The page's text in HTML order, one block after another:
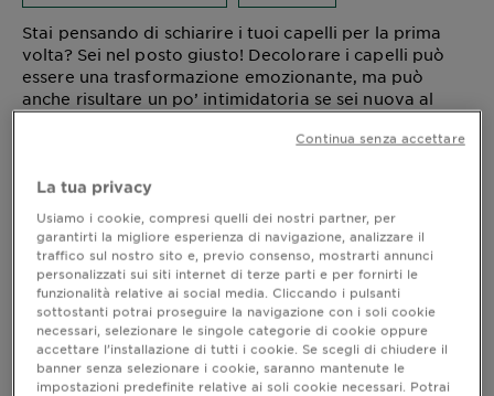
Stai pensando di schiarire i tuoi capelli per la prima
volta? Sei nel posto giusto! Decolorare i capelli può
essere una trasformazione emozionante, ma può
anche risultare un po’ intimidatoria se sei nuova al
tutto ciò che devi sapere sulla decolorazione, come
desiderato senza danneggiare i capelli.
Come funziona la decolorazione dei
capelli?
Decolorare i capelli è un metodo popolare per
ottenere un colore più chiaro, perfetto per chi
vuole cambiare look. Ma come agisce realmente la
La tua privacy
Usiamo i cookie, compresi quelli dei nostri partner, per
garantirti la migliore esperienza di navigazione, analizzare il
traffico sul nostro sito e, previo consenso, mostrarti annunci
personalizzati sui siti internet di terze parti e per fornirti le
funzionalità relative ai social media. Cliccando i pulsanti
sottostanti potrai proseguire la navigazione con i soli cookie
necessari, selezionare le singole categorie di cookie oppure
accettare l’installazione di tutti i cookie. Se scegli di chiudere il
banner senza selezionare i cookie, saranno mantenute le
impostazioni predefinite relative ai soli cookie necessari. Potrai
Continua senza accettare